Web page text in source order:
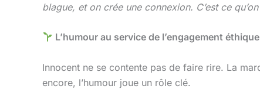
blague, et on crée une connexion. C’est ce
L’humour au service de l’engagement éthique
Innocent ne se contente pas de faire rire. La
encore, l’humour joue un rôle clé.